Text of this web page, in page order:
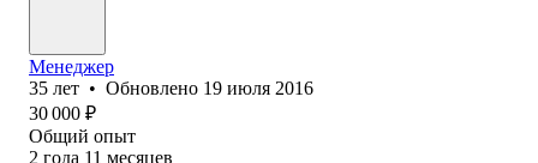
Менеджер
35 лет • Обновлено 19 июля 2016
30 000 ₽
Общий опыт
2 года 11 месяцев